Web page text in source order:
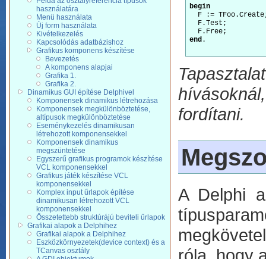
használatára
Menü használata
Új form használata
Kivételkezelés
Kapcsolódás adatbázishoz
Grafikus komponens készítése
Bevezetés
A komponens alapjai
Grafika 1.
Grafika 2.
Dinamikus GUI építése Delphivel
Komponensek dinamikus létrehozása
Komponensek megkülönböztetése,
altípusok megkülönböztetése
Eseménykezelés dinamikusan
létrehozott komponensekkel
Komponensek dinamikus
megszüntetése
Egyszerű grafikus programok készítése
VCL komponensekkel
Grafikus játék készítése VCL
komponensekkel
Komplex input űrlapok építése
dinamikusan létrehozott VCL
komponensekkel
Összetettebb struktúrájú beviteli űrlapok
Grafikai alapok a Delphihez
Grafikai alapok a Delphihez
Eszközkörnyezetek(device context) és a
TCanvas osztály
begin
F :=
  F.Test;
end.
fordítani.
A Delphi